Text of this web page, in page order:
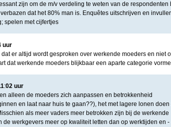
zijn om de m/v verdeling te weten van de respondenten
dat het 80% man is. Enquêtes uitschrijven en
spelen met cijfertjes
uur
er altijd wordt gesproken over werkende moeders en niet
dat werkende moeders blijkbaar een aparte categorie
:02 uur
alleen de moeders zich aanpassen en betrokkenheid
en laat naar huis te gaan??), het met lagere lonen doen
als meer vaders meer betrokken zijn bij de werkende
de werkgevers meer op kwaliteit letten dan op werktijden en -